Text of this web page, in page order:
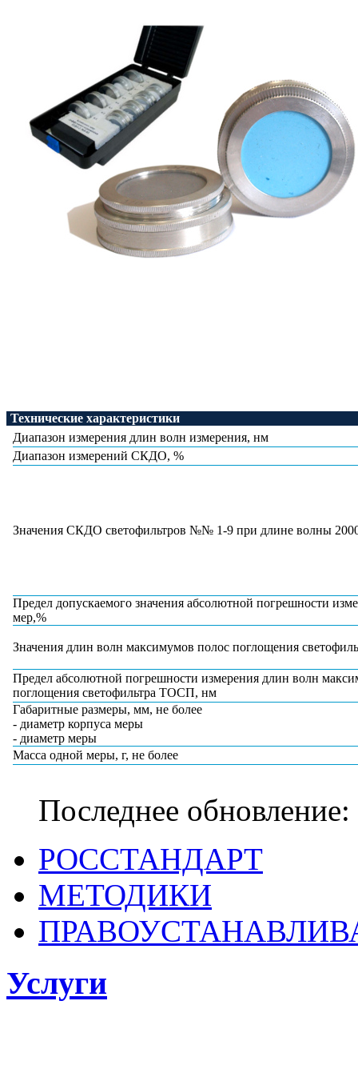
Технические характеристики
Диапазон измерения длин волн измерения, нм
Диапазон измерений СКДО, %
Значения СКДО светофильтров №№ 1-9 при длине волны
Предел допускаемого значения абсолютной погрешности
мер,%
Значения длин волн максимумов полос поглощения
Предел абсолютной погрешности измерения длин волн
поглощения светофильтра ТОСП, нм
Габаритные размеры, мм, не более
- диаметр корпуса меры
- диаметр меры
Масса одной меры, г, не более
Последнее
РОССТАНДАРТ
МЕТОДИКИ
Услуги